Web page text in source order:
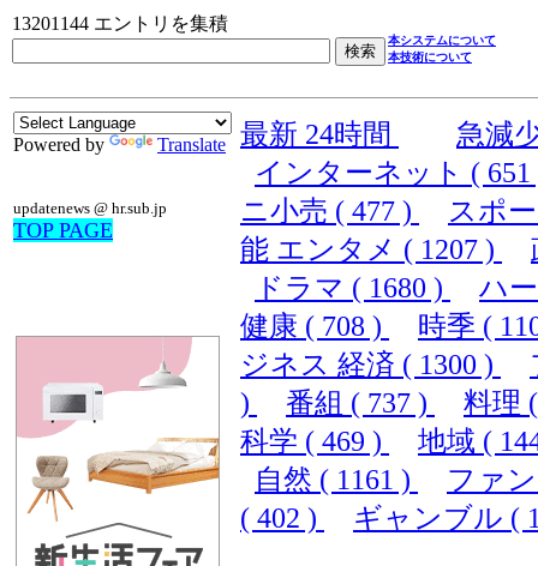
13201144 エントリを集積
本システムについて
本技術について
Powered by Translate
updatenews @ hr.sub.jp
TOP PAGE
最新 24時間
急減
インターネット (
ニ小売 ( 477 )
スポ
能 エンタメ ( 1207 )
ドラマ ( 1680 )
ハ
健康 ( 708 )
時季 (
ジネス 経済 ( 1300 )
)
番組 ( 737 )
料理
科学 ( 469 )
地域 (
自然 ( 1161 )
ファ
( 402 )
ギャンブル (